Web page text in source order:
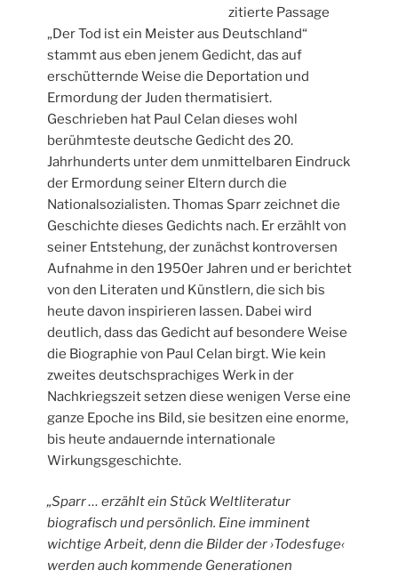
zitierte Passage
„Der Tod ist ein Meister aus Deutschland“
stammt aus eben jenem Gedicht, das auf
erschütternde Weise die Deportation und
Ermordung der Juden thermatisiert.
Geschrieben hat Paul Celan dieses wohl
berühmteste deutsche Gedicht des 20.
Jahrhunderts unter dem unmittelbaren Eindruck
der Ermordung seiner Eltern durch die
Nationalsozialisten. Thomas Sparr zeichnet die
Geschichte dieses Gedichts nach. Er erzählt von
seiner Entstehung, der zunächst kontroversen
Aufnahme in den 1950er Jahren und er berichtet
von den Literaten und Künstlern, die sich bis
heute davon inspirieren lassen. Dabei wird
deutlich, dass das Gedicht auf besondere Weise
die Biographie von Paul Celan birgt. Wie kein
zweites deutschsprachiges Werk in der
Nachkriegszeit setzen diese wenigen Verse eine
ganze Epoche ins Bild, sie besitzen eine enorme,
bis heute andauernde internationale
Wirkungsgeschichte.
„Sparr … erzählt ein Stück Weltliteratur
biografisch und persönlich. Eine imminent
wichtige Arbeit, denn die Bilder der ›Todesfuge‹
werden auch kommende Generationen